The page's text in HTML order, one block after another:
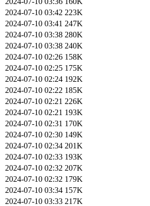
2024-07-10 03:42 223K
2024-07-10 03:41 247K
2024-07-10 03:38 280K
2024-07-10 03:38 240K
2024-07-10 02:26 158K
2024-07-10 02:25 175K
2024-07-10 02:24 192K
2024-07-10 02:22 185K
2024-07-10 02:21 226K
2024-07-10 02:21 193K
2024-07-10 02:31 170K
2024-07-10 02:30 149K
2024-07-10 02:34 201K
2024-07-10 02:33 193K
2024-07-10 02:32 207K
2024-07-10 02:32 179K
2024-07-10 03:34 157K
2024-07-10 03:33 217K